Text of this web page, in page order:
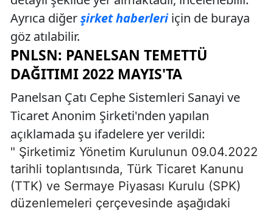
Ayrıca diğerşirket haberleriiçin de buraya
göz atılabilir.
PNLSN: PANELSAN TEMETTÜ
DAĞITIMI 2022 MAYIS'TA
Panelsan Çatı Cephe Sistemleri Sanayi ve
Ticaret Anonim Şirketi'nden yapılan
açıklamada şu ifadelere yer verildi:
" Şirketimiz Yönetim Kurulunun 09.04.2022
tarihli toplantısında, Türk Ticaret Kanunu
(TTK) ve Sermaye Piyasası Kurulu (SPK)
düzenlemeleri çerçevesinde aşağıdaki